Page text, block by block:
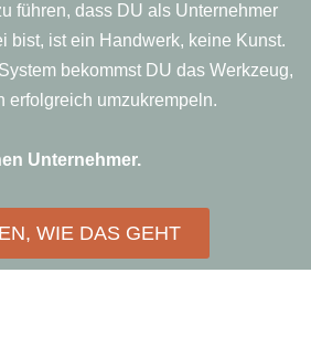
führen, dass DU als Unternehmer
bist, ist ein Handwerk, keine Kunst.
bekommst DU das Werkzeug,
erfolgreich umzukrempeln.
Unternehmer.
WIE DAS GEHT